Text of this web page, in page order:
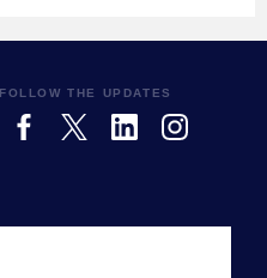
FOLLOW THE UPDATES